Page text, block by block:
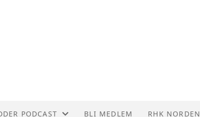
PODCAST BLI MEDLEM RHK NORDEN